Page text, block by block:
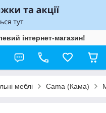
інтернет-магазин!
меблі Cama (Кама)